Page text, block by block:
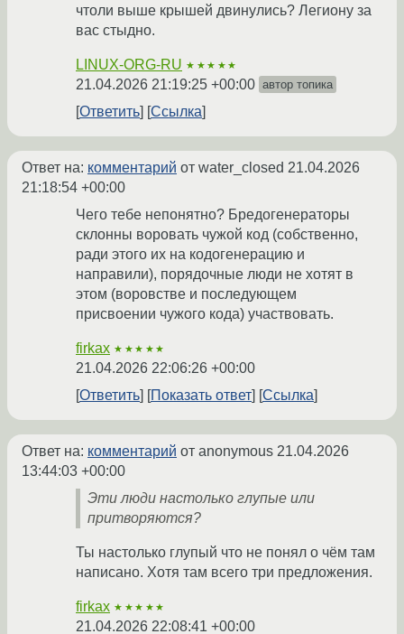
чтоли выше крышей двинулись? Легиону за
вас стыдно.
LINUX-ORG-RU ★★★★★
21.04.2026 21:19:25 +00:00 автор топика
Ответить Ссылка
Ответ на: комментарий от water_closed 21.04.2026
21:18:54 +00:00
Чего тебе непонятно? Бредогенераторы
склонны воровать чужой код (собственно,
ради этого их на кодогенерацию и
направили), порядочные люди не хотят в
этом (воровстве и последующем
присвоении чужого кода) участвовать.
firkax ★★★★★
21.04.2026 22:06:26 +00:00
Ответить
Показать ответ Ссылка
Ответ на: комментарий от anonymous 21.04.2026
13:44:03 +00:00
Эти люди настолько глупые или
притворяются?
Ты настолько глупый что не понял о чём там
написано. Хотя там всего три предложения.
firkax ★★★★★
21.04.2026 22:08:41 +00:00